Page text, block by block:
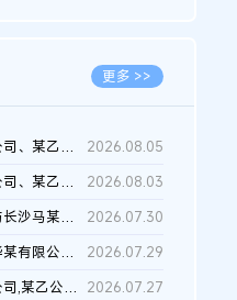
更多 >>
某甲公司、某乙公司、某丙公司申请诉前行为保全复议裁定书
2026.08.05
某甲公司、某乙公司、官某与某丙公司专利申请权权属纠纷 二审判决...
2026.08.03
谭某与长沙马某堆农产品股份有限公司滥用市场支配地位纠纷二审裁...
2026.07.30
杭州华某有限公司与菲某有限公司侵害发明专利权纠纷
2026.07.29
某甲公司,某乙公司,某门市部,某丙公司植物新品种临时保护期使用费... 2026.07.27